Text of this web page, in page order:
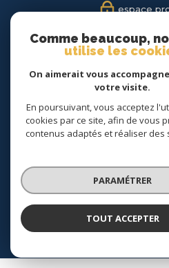
espace
espace
Nous
Nous
© 2026 | Tous droits réservés |
Plan du site Mentions légales
Politique RGPD
Comme beaucoup,
utilise les
On aimerait vous
votre visite.
En poursuivant, vous acceptez
cookies par ce site, afin de vous
contenus adaptés et réaliser des
PARAMÉTRER
TOUT ACCEPTER